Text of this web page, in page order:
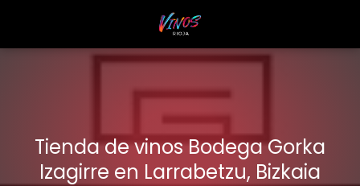
Tienda de vinos Bodega Gorka
Izagirre en Larrabetzu, Bizkaia